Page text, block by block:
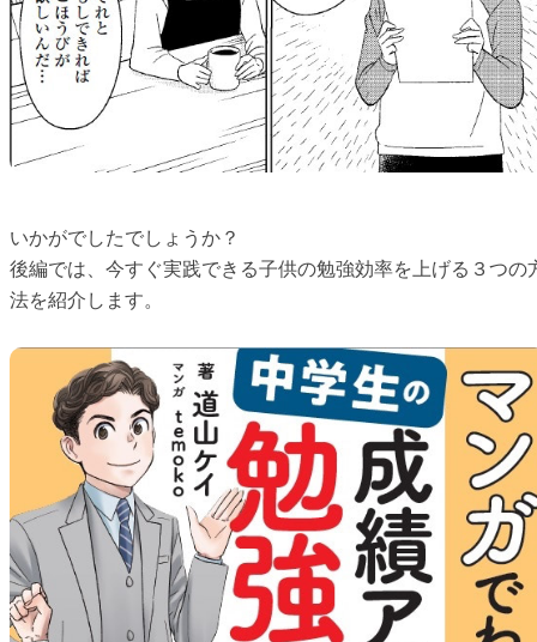
いかがでしたでしょうか？
後編では、今すぐ実践できる子供の勉強効率を上げる３つの
法を紹介します。